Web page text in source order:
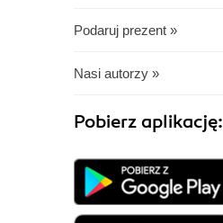
Podaruj prezent »
Nasi autorzy »
Pobierz aplikację: